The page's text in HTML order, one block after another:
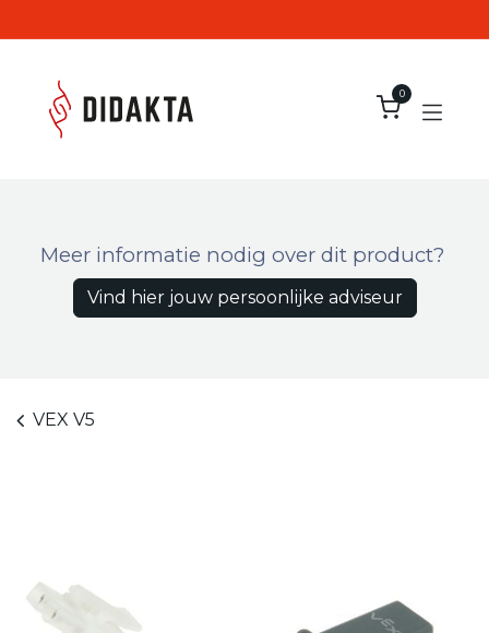
0
Meer informatie nodig over dit product?
Vind hier jouw persoonlijke adviseur
VEX V5